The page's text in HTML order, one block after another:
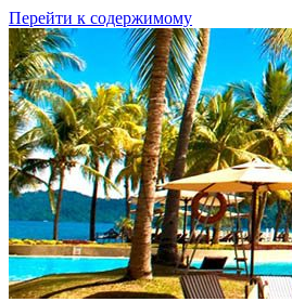
Перейти к содержимому